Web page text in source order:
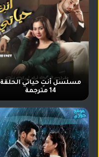
مسلسل أنتِ حياتي الحلقة
14 مترجمة